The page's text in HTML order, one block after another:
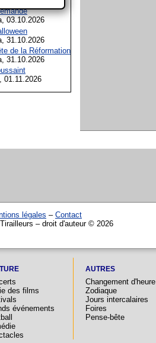
03.10.2026
31.10.2026
de la Réformation
31.10.2026
01.11.2026
légales – Contact
– droit d'auteur © 2026
des films
événements
AUTRES
Changement d'heure
Zodiaque
Jours intercalaires
Foires
Pense-bête